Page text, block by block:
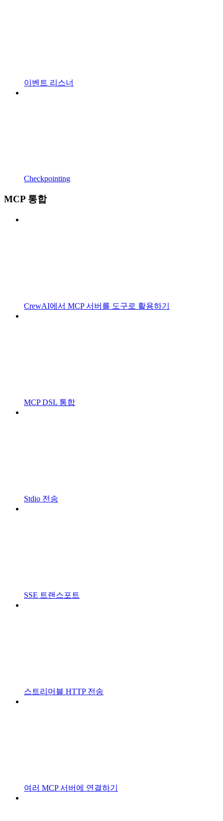
이벤트 리스너
Checkpointing
MCP 통합
CrewAI에서 MCP 서버를 도구로 활용하기
MCP DSL 통합
Stdio 전송
SSE 트랜스포트
스트리머블 HTTP 전송
여러 MCP 서버에 연결하기